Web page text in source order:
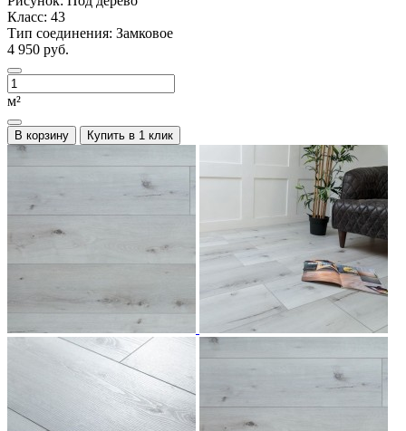
Класс: 43
Тип соединения: Замковое
4 950 руб.
м²
В корзину Купить в 1 клик